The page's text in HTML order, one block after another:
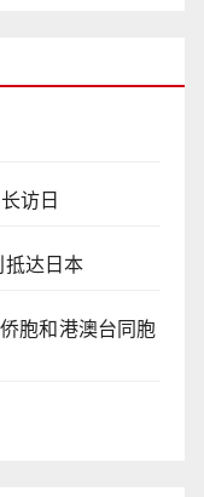
访日
达日本
胞和港澳台同胞